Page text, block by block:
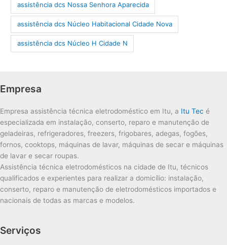
assistência dcs Nossa Senhora Aparecida
assistência dcs Núcleo Habitacional Cidade Nova
assistência dcs Núcleo H Cidade N
Empresa
Empresa assistência técnica eletrodoméstico em Itu, a Itu Tec é
especializada em instalação, conserto, reparo e manutenção de
geladeiras, refrigeradores, freezers, frigobares, adegas, fogões,
fornos, cooktops, máquinas de lavar, máquinas de secar e máquinas
de lavar e secar roupas.
Assistência técnica eletrodomésticos na cidade de Itu, técnicos
qualificados e experientes para realizar a domicílio: instalação,
conserto, reparo e manutenção de eletrodomésticos importados e
nacionais de todas as marcas e modelos.
Serviços